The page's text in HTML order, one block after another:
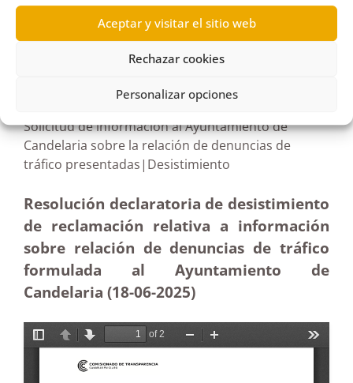
Aceptar y visitar el sitio web
Rechazar cookies
Personalizar opciones
Solicitud de información al Ayuntamiento de
Candelaria sobre la relación de denuncias de
tráfico presentadas|Desistimiento
Resolución declaratoria de desistimiento
de reclamación relativa a información
sobre relación de denuncias de tráfico
formulada al Ayuntamiento de
Candelaria (18-06-2025)